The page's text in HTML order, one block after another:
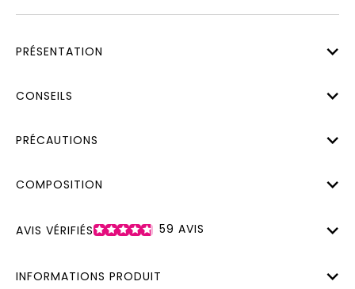
PRÉSENTATION
CONSEILS
PRÉCAUTIONS
COMPOSITION
AVIS VÉRIFIÉS 59 AVIS
INFORMATIONS PRODUIT